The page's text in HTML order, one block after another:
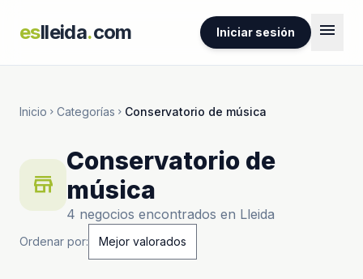
eslleida.com Iniciar sesión menu
Inicio chevron_right Categorías chevron_right Conservatorio de música
store
Conservatorio de
música
4 negocios encontrados en Lleida
Ordenar por: